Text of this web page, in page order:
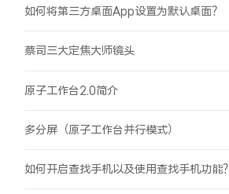
如何将第三方桌面App设置为默认桌面？
蔡司三大定焦大师镜头
原子工作台2.0简介
多分屏（原子工作台并行模式）
如何开启查找手机以及使用查找手机功能？